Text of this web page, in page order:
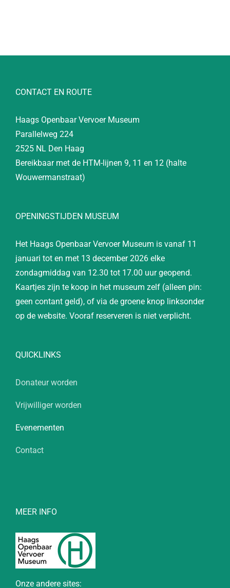
CONTACT EN ROUTE
Haags Openbaar Vervoer Museum
Parallelweg 224
2525 NL Den Haag
Bereikbaar met de HTM-lijnen 9, 11 en 12 (halte
Wouwermanstraat)
OPENINGSTIJDEN MUSEUM
Het Haags Openbaar Vervoer Museum is vanaf 11
januari tot en met 13 december 2026 elke
zondagmiddag van 12.30 tot 17.00 uur geopend.
Kaartjes zijn te koop in het museum zelf (alleen pin:
geen contant geld), of via de groene knop linksonder
op de website. Vooraf reserveren is niet verplicht.
QUICKLINKS
Donateur worden
Vrijwilliger worden
Evenementen
Contact
MEER INFO
Onze andere sites: